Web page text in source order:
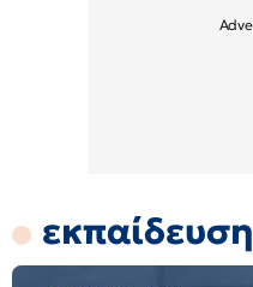
εκπαίδευση